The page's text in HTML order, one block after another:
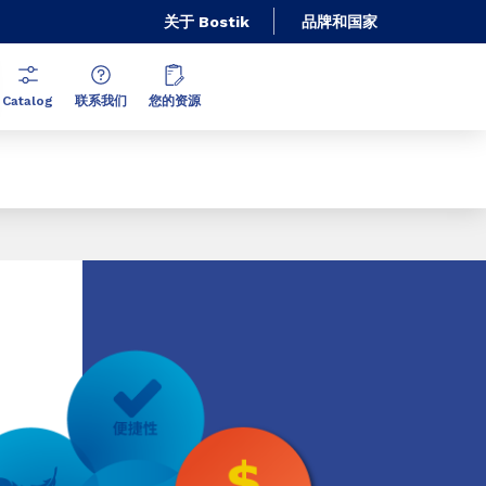
关于 Bostik 品牌和国家
Catalog 联系我们 您的资源